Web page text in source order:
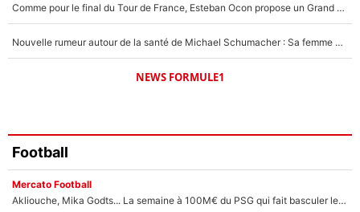
Comme pour le final du Tour de France, Esteban Ocon propose un Grand Prix de Formule 1 à Paris : «Autour de l’Arc de Triomphe, ce serait génial» !
Nouvelle rumeur autour de la santé de Michael Schumacher : Sa femme Corinna sort du silence
NEWS FORMULE1
Football
Mercato Football
Akliouche, Mika Godts... La semaine à 100M€ du PSG qui fait basculer le mercato du PSG !